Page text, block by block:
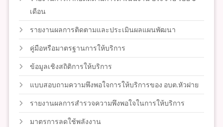
เดือน
รายงานผลการติดตามและประเมินผลแผนพัฒนา
คู่มือหรือมาตรฐานการให้บริการ
ข้อมูลเชิงสถิติการให้บริการ
แบบสอบถามความพึงพอใจการให้บริการของ อบต.หัวฝาย
รายงานผลการสำรวจความพึงพอใจในการให้บริการ
มาตรการลดใช้พลังงาน